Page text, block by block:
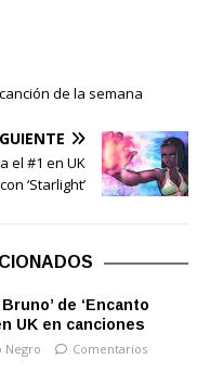
de la semana
el #1 en UK
con ‘Starlight’
de ‘Encanto
UK en canciones
Negro
Comentarios